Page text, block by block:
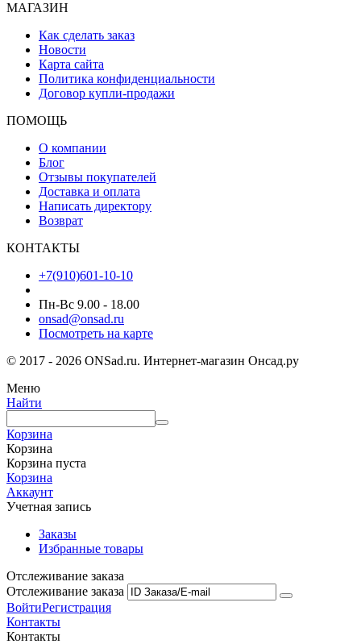
МАГАЗИН
Как сделать заказ
Новости
Карта сайта
Политика конфиденциальности
Договор купли-продажи
ПОМОЩЬ
О компании
Блог
Отзывы покупателей
Доставка и оплата
Написать директору
Возврат
КОНТАКТЫ
+7(910)601-10-10
Пн-Вс 9.00 - 18.00
onsad@onsad.ru
Посмотреть на карте
© 2017 - 2026 ONSad.ru. Интернет-магазин Онсад.ру
Меню
Найти
Корзина
Корзина
Корзина пуста
Корзина
Аккаунт
Учетная запись
Заказы
Избранные товары
Отслеживание заказа
Отслеживание заказа
ВойтиРегистрация
Контакты
Контакты